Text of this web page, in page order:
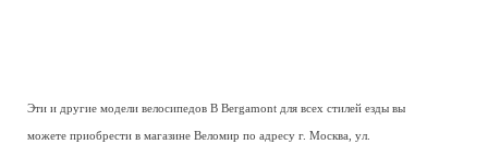
Эти и другие модели велосипедов В Bergamont для всех стилей езды вы
можете приобрести в магазине Веломир по адресу г. Москва, ул.